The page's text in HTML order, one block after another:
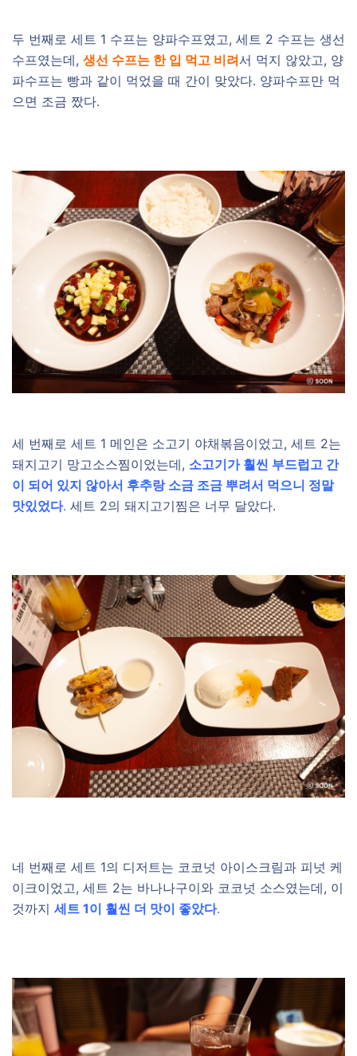
두 번째로 세트 1 수프는 양파수프였고, 세트 2 수프는 생선
수프였는데, 생선 수프는 한 입 먹고 비려서 먹지 않았고, 양
파수프는 빵과 같이 먹었을 때 간이 맞았다. 양파수프만 먹
으면 조금 짰다.
세 번째로 세트 1 메인은 소고기 야채볶음이었고, 세트 2는
돼지고기 망고소스찜이었는데, 소고기가 훨씬 부드럽고 간
이 되어 있지 않아서 후추랑 소금 조금 뿌려서 먹으니 정말
맛있었다. 세트 2의 돼지고기찜은 너무 달았다.
네 번째로 세트 1의 디저트는 코코넛 아이스크림과 피넛 케
이크이었고, 세트 2는 바나나구이와 코코넛 소스였는데, 이
것까지 세트 1이 훨씬 더 맛이 좋았다.